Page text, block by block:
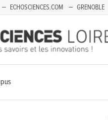
ECHOSCIENCES.COM GRENOBLE